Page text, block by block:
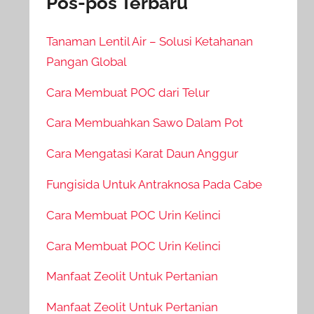
Tanaman Lentil Air – Solusi Ketahanan
Pangan Global
Cara Membuat POC dari Telur
Cara Membuahkan Sawo Dalam Pot
Cara Mengatasi Karat Daun Anggur
Fungisida Untuk Antraknosa Pada Cabe
Cara Membuat POC Urin Kelinci
Cara Membuat POC Urin Kelinci
Manfaat Zeolit Untuk Pertanian
Manfaat Zeolit Untuk Pertanian